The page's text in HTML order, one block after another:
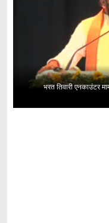
भरत तिवारी एनकाउंटर